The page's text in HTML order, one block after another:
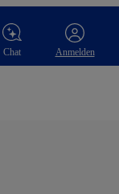
Chat Anmelden